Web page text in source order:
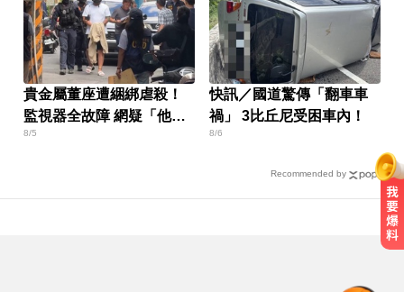
貴金屬董座遭綑綁虐殺！
監視器全故障 網疑「他是
抽籤辦事」
8/5
快訊／國道驚傳「翻車車
禍」 3比丘尼受困車內！
8/6
Recommended by